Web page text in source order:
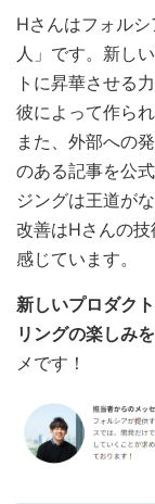
Hさんはフォル
人」です。新し
トに昇華させる
彼によって作ら
また、外部への
のある記事を公
ジングは王道が
改善はHさんの
感じています。
新しいプロダク
リングの楽しみ
メです！